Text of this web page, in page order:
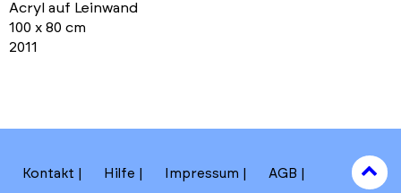
Acryl auf Leinwand
100 x 80 cm
2011
Kontakt Hilfe Impressum AGB
to
top